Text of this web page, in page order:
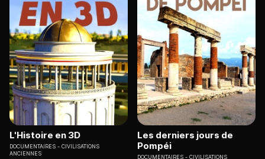
L'Histoire en 3D
DOCUMENTAIRES
CIVILISATIONS
ANCIENNES
Les derniers jours de
Pompéi
DOCUMENTAIRES CIVILISATIONS